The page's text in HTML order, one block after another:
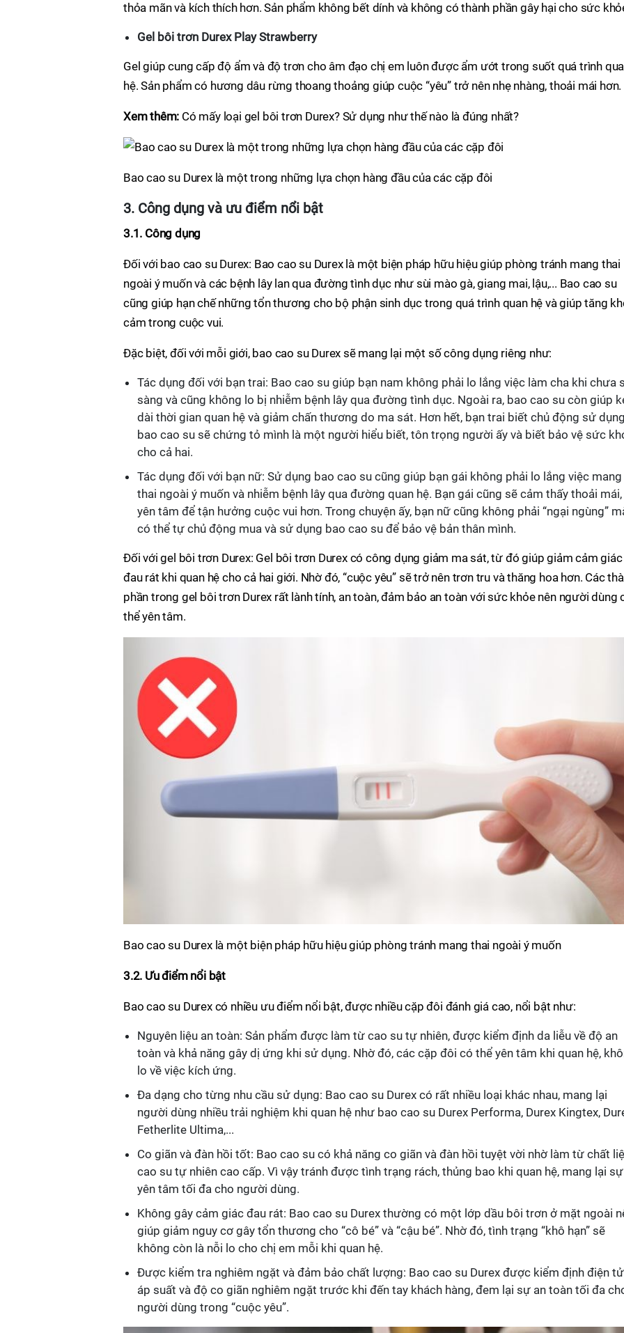
thỏa mãn và kích thích hơn. Sản phẩm không bết dính và không có thành phần gây hại cho sức
Gel bôi trơn Durex Play Strawberry
Gel giúp cung cấp độ ẩm và độ trơn cho âm đạo chị em luôn được ẩm ướt trong suốt quá trình
hệ. Sản phẩm có hương dâu rừng thoang thoảng giúp cuộc “yêu” trở nên nhẹ nhàng, thoải mái hơn.
Xem thêm: Có mấy loại gel bôi trơn Durex? Sử dụng như thế nào là đúng nhất?
Bao cao su Durex là một trong những lựa chọn hàng đầu của các cặp đôi
3. Công dụng và ưu điểm nổi bật
3.1. Công dụng
Đối với bao cao su Durex: Bao cao su Durex là một biện pháp hữu hiệu giúp phòng tránh mang thai
ngoài ý muốn và các bệnh lây lan qua đường tình dục như sùi mào gà, giang mai, lậu,... Bao cao su
cũng giúp hạn chế những tổn thương cho bộ phận sinh dục trong quá trình quan hệ và giúp tăng
cảm trong cuộc vui.
Đặc biệt, đối với mỗi giới, bao cao su Durex sẽ mang lại một số công dụng riêng như:
Tác dụng đối với bạn trai: Bao cao su giúp bạn nam không phải lo lắng việc làm cha khi chưa
sàng và cũng không lo bị nhiễm bệnh lây qua đường tình dục. Ngoài ra, bao cao su còn giúp
dài thời gian quan hệ và giảm chấn thương do ma sát. Hơn hết, bạn trai biết chủ động sử dụng
bao cao su sẽ chứng tỏ mình là một người hiểu biết, tôn trọng người ấy và biết bảo vệ sức
cho cả hai.
Tác dụng đối với bạn nữ: Sử dụng bao cao su cũng giúp bạn gái không phải lo lắng việc mang
thai ngoài ý muốn và nhiễm bệnh lây qua đường quan hệ. Bạn gái cũng sẽ cảm thấy thoải mái,
yên tâm để tận hưởng cuộc vui hơn. Trong chuyện ấy, bạn nữ cũng không phải “ngại ngùng”
có thể tự chủ động mua và sử dụng bao cao su để bảo vệ bản thân mình.
Đối với gel bôi trơn Durex: Gel bôi trơn Durex có công dụng giảm ma sát, từ đó giúp giảm cảm giác
đau rát khi quan hệ cho cả hai giới. Nhờ đó, “cuộc yêu” sẽ trở nên trơn tru và thăng hoa hơn. Các
phần trong gel bôi trơn Durex rất lành tính, an toàn, đảm bảo an toàn với sức khỏe nên người dùng
thể yên tâm.
Bao cao su Durex là một biện pháp hữu hiệu giúp phòng tránh mang thai ngoài ý muốn
3.2. Ưu điểm nổi bật
Bao cao su Durex có nhiều ưu điểm nổi bật, được nhiều cặp đôi đánh giá cao, nổi bật như:
Nguyên liệu an toàn: Sản phẩm được làm từ cao su tự nhiên, được kiểm định da liễu về độ an
toàn và khả năng gây dị ứng khi sử dụng. Nhờ đó, các cặp đôi có thể yên tâm khi quan hệ,
lo về việc kích ứng.
Đa dạng cho từng nhu cầu sử dụng: Bao cao su Durex có rất nhiều loại khác nhau, mang lại
người dùng nhiều trải nghiệm khi quan hệ như bao cao su Durex Performa, Durex Kingtex,
Fetherlite Ultima,...
Co giãn và đàn hồi tốt: Bao cao su có khả năng co giãn và đàn hồi tuyệt vời nhờ làm từ chất
cao su tự nhiên cao cấp. Vì vậy tránh được tình trạng rách, thủng bao khi quan hệ, mang lại sự
yên tâm tối đa cho người dùng.
Không gây cảm giác đau rát: Bao cao su Durex thường có một lớp dầu bôi trơn ở mặt ngoài
giúp giảm nguy cơ gây tổn thương cho “cô bé” và “cậu bé”. Nhờ đó, tình trạng “khô hạn” sẽ
không còn là nỗi lo cho chị em mỗi khi quan hệ.
Được kiểm tra nghiêm ngặt và đảm bảo chất lượng: Bao cao su Durex được kiểm định điện
áp suất và độ co giãn nghiêm ngặt trước khi đến tay khách hàng, đem lại sự an toàn tối đa
người dùng trong “cuộc yêu”.